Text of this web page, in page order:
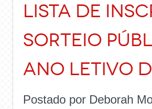
LISTA DE
SORTEIO
ANO LETIVO
Postado por Deborah